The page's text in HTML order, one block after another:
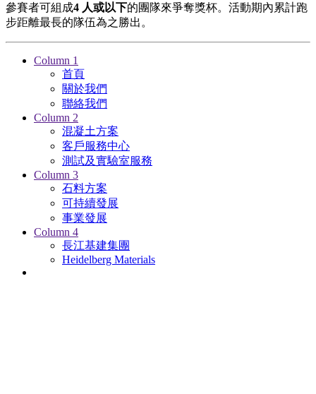
參賽者可組成4 人或以下的團隊來爭奪獎杯。活動期內累計跑
步距離最長的隊伍為之勝出。
Column 1
首頁
關於我們
聯絡我們
Column 2
混凝土方案
客戶服務中心
測試及實驗室服務
Column 3
石料方案
可持續發展
事業發展
Column 4
長江基建集團
Heidelberg Materials